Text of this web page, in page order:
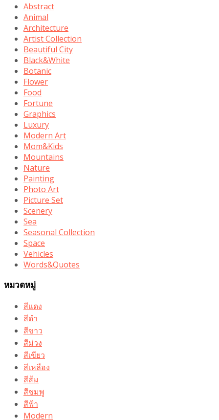
Abstract
Animal
Architecture
Artist Collection
Beautiful City
Black&White
Botanic
Flower
Food
Fortune
Graphics
Luxury
Modern Art
Mom&Kids
Mountains
Nature
Painting
Photo Art
Picture Set
Scenery
Sea
Seasonal Collection
Space
Vehicles
Words&Quotes
หมวดหมู่
สีแดง
สีดำ
สีขาว
สีม่วง
สีเขียว
สีเหลือง
สีส้ม
สีชมพู
สีฟ้า
Modern